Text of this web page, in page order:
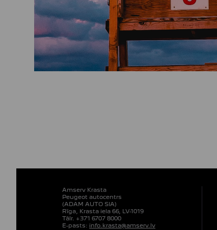
Amserv Krasta
Peugeot autocentrs
(ADAM AUTO SIA)
Rīga, Krasta iela 66, LV-1019
Tālr. +371 6707 8000
E-pasts: info.krasta@amserv.lv